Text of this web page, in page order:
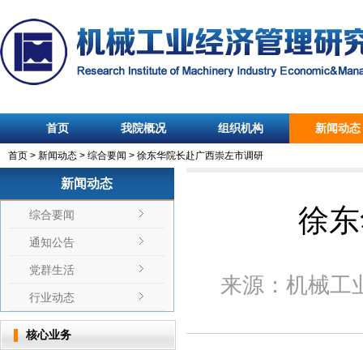
首页 我院概况 组织机构 新闻动态
首页 > 新闻动态 > 综合要闻 > 徐东华院长赴广西崇左市调研
新闻动态
综合要闻
通知公告
党群生活
行业动态
核心业务
徐
来源：机械工